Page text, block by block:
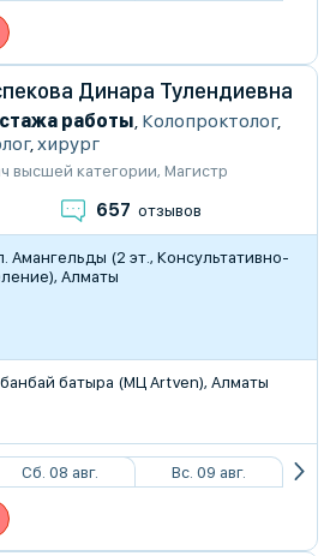
Динара Тулендиевна
стажа работы, Колопроктолог,
,хирург
высшей категории, Магистр
657 отзывов
Амангельды (2 эт., Консультативно-
Алматы
батыра (МЦ Artven), Алматы
Сб. 08 авг. Вс. 09 авг.